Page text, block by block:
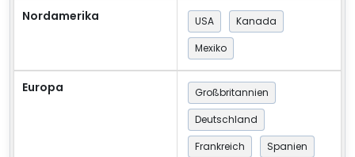
Nordamerika USA
Kanada
Mexiko
Europa
Großbritannien
Deutschland
Frankreich
Spanien